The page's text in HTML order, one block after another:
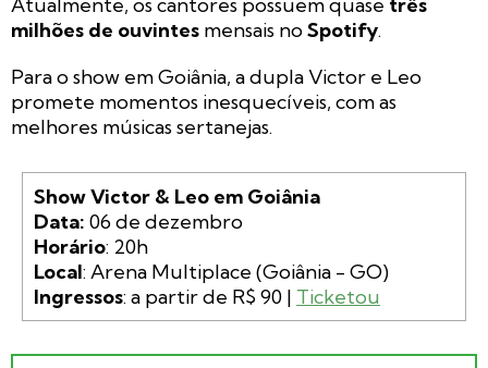
milhões de ouvintes mensais noSpotify.
Para o show em Goiânia, a dupla Victor e Leo
promete momentos inesquecíveis, com as
melhores músicas sertanejas.
Show Victor & Leo em Goiânia
Data:
Horário
Local
Ingressos: a partir de R$ 90 | Ticketou